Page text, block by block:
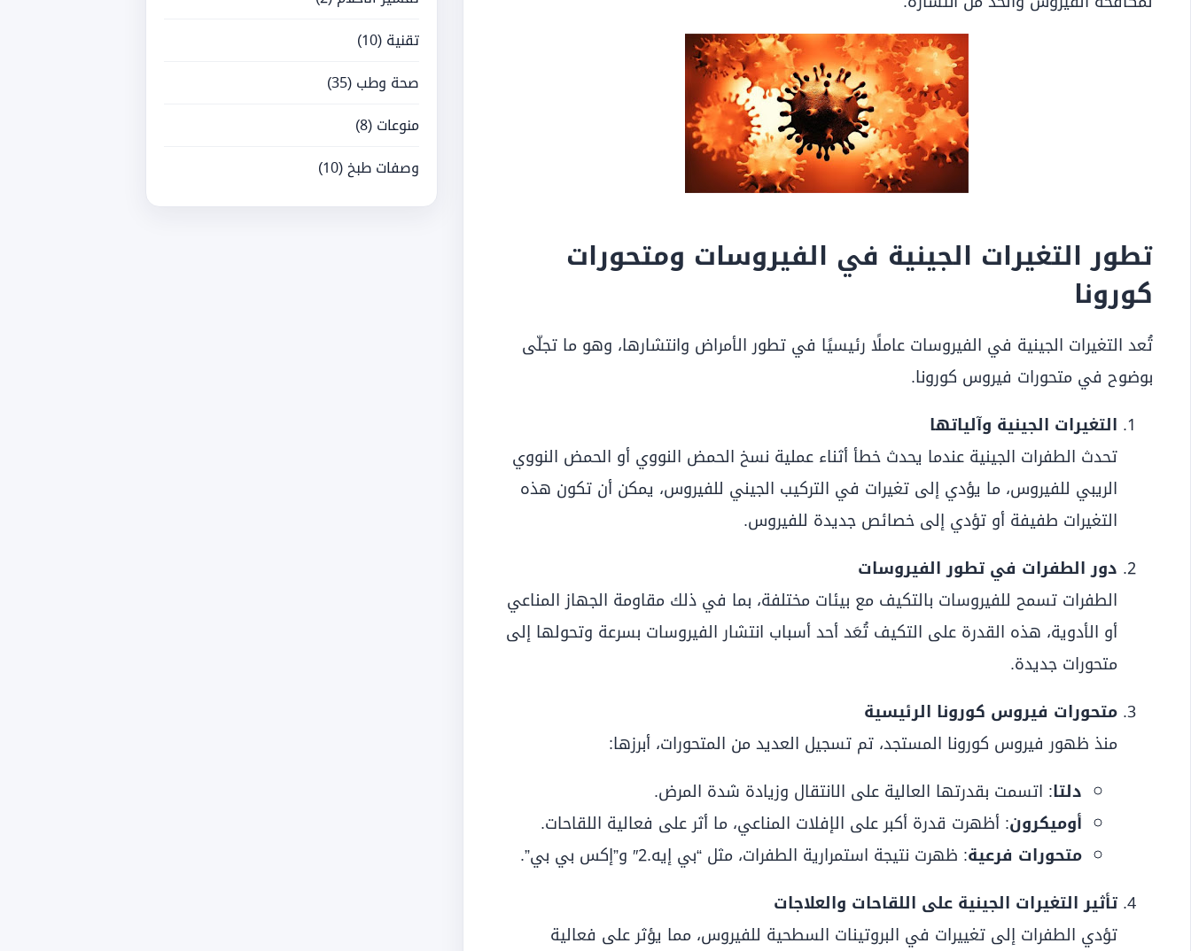
تطور التغيرات الجينية في الفيروسات ومتحورات
كورونا
تُعد التغيرات الجينية في الفيروسات عاملًا رئيسيًا في تطور الأمراض وانتشارها، وهو ما تجلّى
بوضوح في متحورات فيروس كورونا.
التغيرات الجينية وآلياتها
تحدث الطفرات الجينية عندما يحدث خطأ أثناء عملية نسخ الحمض النووي أو الحمض النووي
الريبي للفيروس، ما يؤدي إلى تغيرات في التركيب الجيني للفيروس، يمكن أن تكون هذه
التغيرات طفيفة أو تؤدي إلى خصائص جديدة للفيروس.
دور الطفرات في تطور الفيروسات
الطفرات تسمح للفيروسات بالتكيف مع بيئات مختلفة، بما في ذلك مقاومة الجهاز المناعي
أو الأدوية، هذه القدرة على التكيف تُعَد أحد أسباب انتشار الفيروسات بسرعة وتحولها إلى
متحورات جديدة.
متحورات فيروس كورونا الرئيسية
منذ ظهور فيروس كورونا المستجد، تم تسجيل العديد من المتحورات، أبرزها:
دلتا: اتسمت بقدرتها العالية على الانتقال وزيادة شدة المرض.
أوميكرون: أظهرت قدرة أكبر على الإفلات المناعي، ما أثر على فعالية اللقاحات.
متحورات فرعية: ظهرت نتيجة استمرارية الطفرات، مثل “بي إيه.2″ و”إكس بي بي”.
تأثير التغيرات الجينية على اللقاحات والعلاجات
تؤدي الطفرات إلى تغييرات في البروتينات السطحية للفيروس، مما يؤثر على فعالية
تقنية(10)
صحة وطب(35)
منوعات(8)
وصفات طبخ(10)